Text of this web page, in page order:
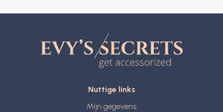
Nuttige links
Mijn gegevens